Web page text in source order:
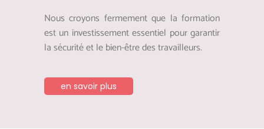
Nous croyons fermement que la formation
est un investissement essentiel pour garantir
la sécurité et le bien-être des travailleurs.
en savoir plus